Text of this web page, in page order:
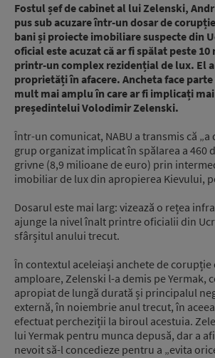
Fostul șef de cabinet al lui Zelenski,
pus sub acuzare într-un dosar de
bani și proiecte imobiliare suspecte din
oficial este acuzat că ar fi spălat peste
printr-un complex rezidențial de lux. El
proprietăți în afacere. Ancheta face
mult mai amplu în care ar fi implicați
președintelui Volodimir Zelenski.
Într-un comunicat, NABU a transmis că
grup organizat implicat în spălarea a 460
grivne (8,9 milioane de euro) prin
imobiliar de lux din apropierea Kievului,
Dosarul este mai larg: vizează o rețea
ajunge la nivel înalt printre oficialii din
sfârșitul anului trecut.
În contextul aceleiași anchete de corupție
amploare, Zelenski l-a demis pe Yermak,
apropiat de lungă durată și principalul
externă, în noiembrie anul trecut, în
efectuat percheziții la biroul acestuia.
lui Yermak pentru munca depusă, dar a
nevoit să-l concedieze pentru a „evita